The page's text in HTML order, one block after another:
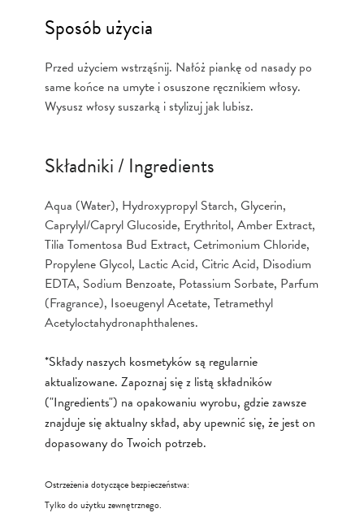
Sposób użycia
Przed użyciem wstrząśnij. Nałóż piankę od nasady po
same końce na umyte i osuszone ręcznikiem włosy.
Wysusz włosy suszarką i stylizuj jak lubisz.
Składniki / Ingredients
Aqua (Water), Hydroxypropyl Starch, Glycerin,
Caprylyl/Capryl Glucoside, Erythritol, Amber Extract,
Tilia Tomentosa Bud Extract, Cetrimonium Chloride,
Propylene Glycol, Lactic Acid, Citric Acid, Disodium
EDTA, Sodium Benzoate, Potassium Sorbate, Parfum
(Fragrance), Isoeugenyl Acetate, Tetramethyl
Acetyloctahydronaphthalenes.
*Składy naszych kosmetyków są regularnie
aktualizowane. Zapoznaj się z listą składników
("Ingredients") na opakowaniu wyrobu, gdzie zawsze
znajduje się aktualny skład, aby upewnić się, że jest on
dopasowany do Twoich potrzeb.
Ostrzeżenia dotyczące bezpieczeństwa:
Tylko do użytku zewnętrznego.